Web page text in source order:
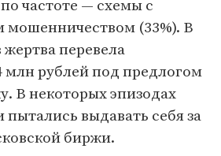
частоте — схемы с
(33%). В
перевела
рублей под предлогом
В некоторых эпизодах
выдавать себя за
биржи.